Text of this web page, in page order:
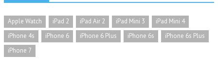
Apple Watch iPad 2 iPad Air 2 iPad Mini 3
iPad Mini 4
iPhone 4s
iPhone 6 iPhone 6 Plus iPhone 6s
iPhone 6s Plus
iPhone 7